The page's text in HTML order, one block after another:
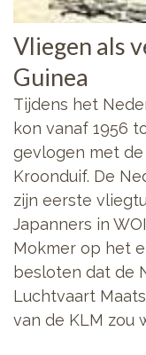
Vliegen als
Guinea
Tijdens het
kon vanaf 1956
gevlogen met
Kroonduif. De
zijn eerste
Japanners in
Mokmer op het
besloten dat de
Luchtvaart
van de KLM zou